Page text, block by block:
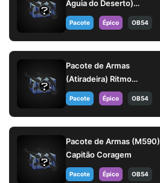
Águia do Deserto)
Colapso Psíquico
Pacote Épico OB54
Pacote de Armas
(Atiradeira) Ritmo
Cromado
Pacote Épico OB54
Pacote de Armas (M590)
Capitão Coragem
Pacote Épico OB54